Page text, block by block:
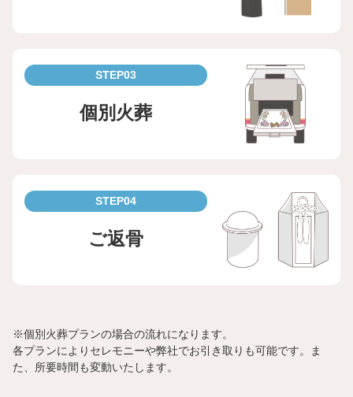
STEP03
個別火葬
STEP04
ご返骨
※個別火葬プランの場合の流れになります。
各プランによりセレモニーや弊社でお引き取りも可能です。ま
た、所要時間も変動いたします。